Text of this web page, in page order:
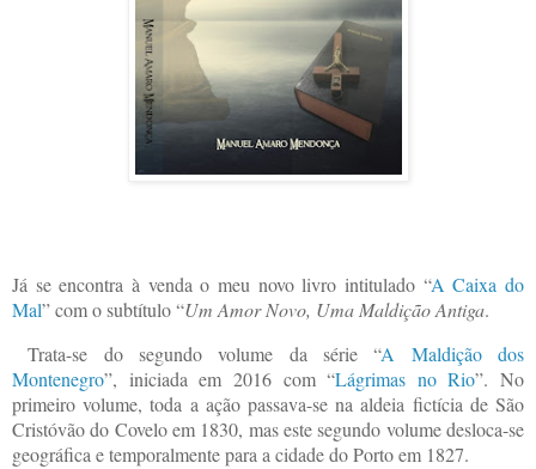
Já se encontra à venda o meu novo livro intitulado “A Caixa do
Mal” com o subtítulo “Um Amor Novo, Uma Maldição Antiga.
Trata-se do segundo volume da série “A Maldição dos
Montenegro”, iniciada em 2016 com “Lágrimas no Rio”. No
primeiro volume, toda a ação passava-se na aldeia fictícia de São
Cristóvão do Covelo em 1830, mas este segundo volume desloca-se
geográfica e temporalmente para a cidade do Porto em 1827.